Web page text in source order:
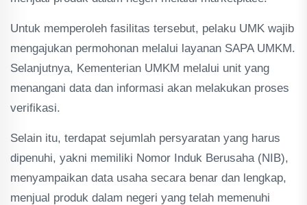
Untuk memperoleh fasilitas tersebut, pelaku UMK wajib
mengajukan permohonan melalui layanan SAPA UMKM.
Selanjutnya, Kementerian UMKM melalui unit yang
menangani data dan informasi akan melakukan proses
verifikasi.
Selain itu, terdapat sejumlah persyaratan yang harus
dipenuhi, yakni memiliki Nomor Induk Berusaha (NIB),
menyampaikan data usaha secara benar dan lengkap,
menjual produk dalam negeri yang telah memenuhi